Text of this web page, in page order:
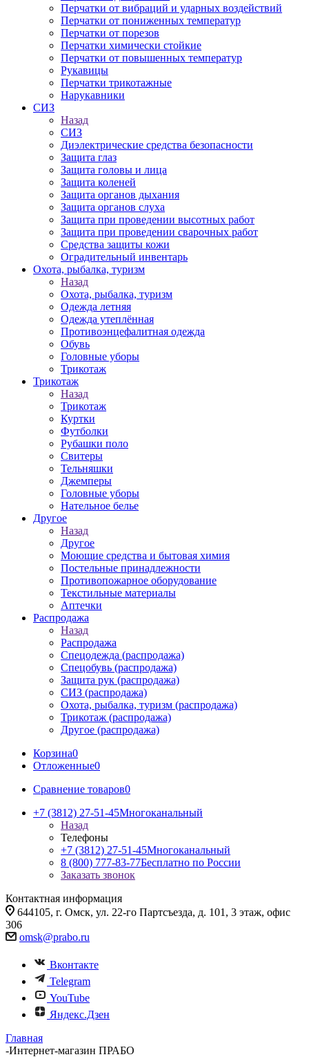
Перчатки от вибраций и ударных воздействий
Перчатки от пониженных температур
Перчатки от порезов
Перчатки химически стойкие
Перчатки от повышенных температур
Рукавицы
Перчатки трикотажные
Нарукавники
СИЗ
Назад
СИЗ
Диэлектрические средства безопасности
Защита глаз
Защита головы и лица
Защита коленей
Защита органов дыхания
Защита органов слуха
Защита при проведении высотных работ
Защита при проведении сварочных работ
Средства защиты кожи
Оградительный инвентарь
Охота, рыбалка, туризм
Назад
Охота, рыбалка, туризм
Одежда летняя
Одежда утеплённая
Противоэнцефалитная одежда
Обувь
Головные уборы
Трикотаж
Трикотаж
Назад
Трикотаж
Куртки
Футболки
Рубашки поло
Свитеры
Тельняшки
Джемперы
Головные уборы
Нательное белье
Другое
Назад
Другое
Моющие средства и бытовая химия
Постельные принадлежности
Противопожарное оборудование
Текстильные материалы
Аптечки
Распродажа
Назад
Распродажа
Спецодежда (распродажа)
Спецобувь (распродажа)
Защита рук (распродажа)
СИЗ (распродажа)
Охота, рыбалка, туризм (распродажа)
Трикотаж (распродажа)
Другое (распродажа)
Корзина0
Отложенные0
Сравнение товаров0
+7 (3812) 27-51-45Многоканальный
Назад
Телефоны
+7 (3812) 27-51-45Многоканальный
8 (800) 777-83-77Бесплатно по России
Заказать звонок
Контактная информация
644105, г. Омск, ул. 22-го Партсъезда, д. 101, 3 этаж, офис
306
omsk@prabo.ru
Вконтакте
Telegram
YouTube
Яндекс.Дзен
Главная
-Интернет-магазин ПРАБО